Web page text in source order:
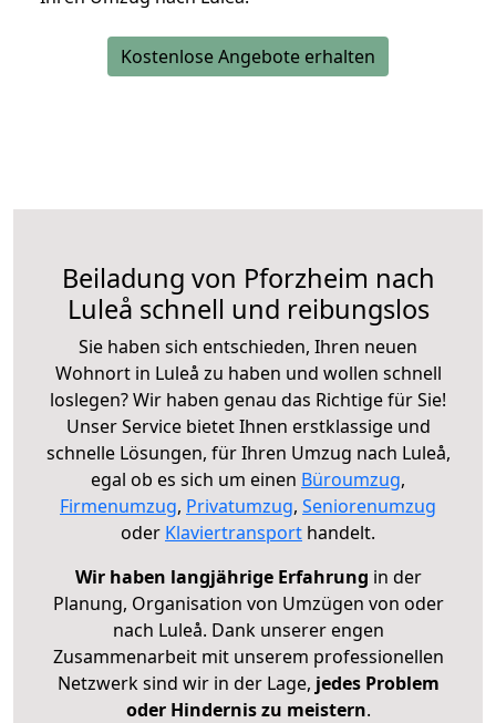
Kostenlose Angebote erhalten
Beiladung von Pforzheim nach
Luleå schnell und reibungslos
Sie haben sich entschieden, Ihren neuen
Wohnort in Luleå zu haben und wollen schnell
loslegen? Wir haben genau das Richtige für Sie!
Unser Service bietet Ihnen erstklassige und
schnelle Lösungen, für Ihren Umzug nach Luleå,
egal ob es sich um einen Büroumzug,
Firmenumzug, Privatumzug, Seniorenumzug
oder Klaviertransport handelt.
Wir haben langjährige Erfahrung in der
Planung, Organisation von Umzügen von oder
nach Luleå. Dank unserer engen
Zusammenarbeit mit unserem professionellen
Netzwerk sind wir in der Lage, jedes Problem
oder Hindernis zu meistern.